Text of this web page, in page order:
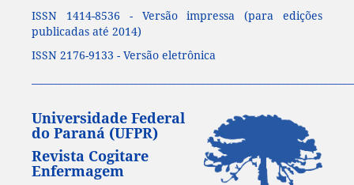
ISSN 1414-8536 - Versão impressa (para edições
publicadas até 2014)
ISSN 2176-9133 - Versão eletrônica
Universidade Federal
do Paraná (UFPR)
Revista Cogitare
Enfermagem